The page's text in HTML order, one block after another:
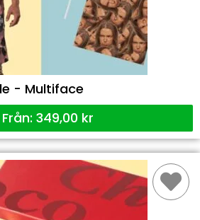
- Multiface
Från: 349,00 kr